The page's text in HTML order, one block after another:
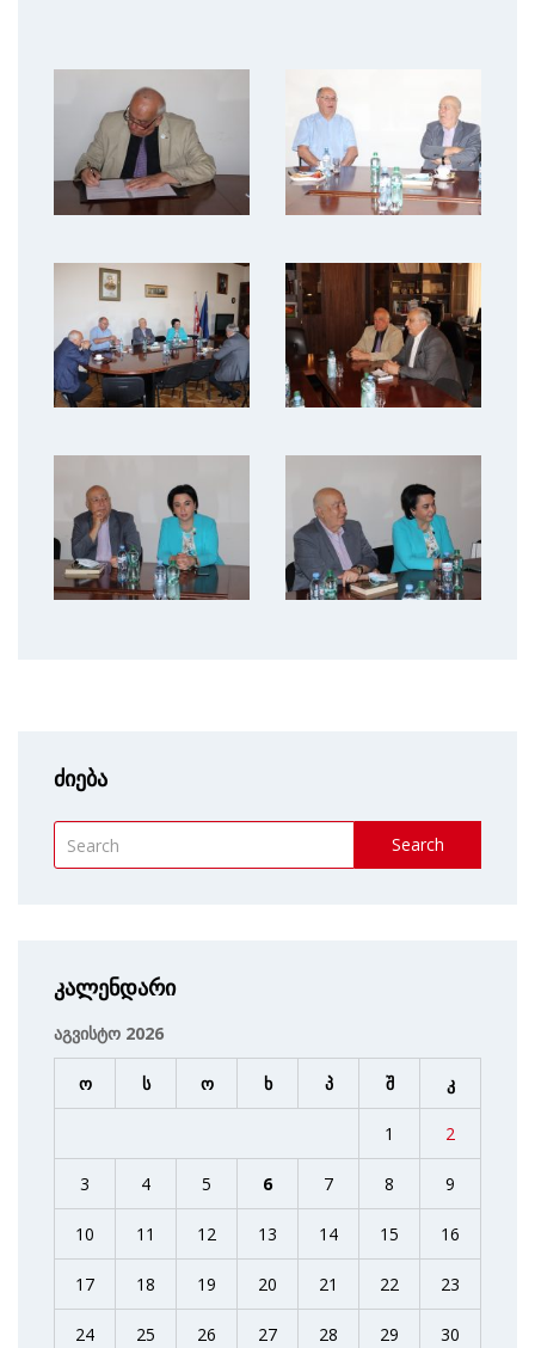
ძიება
Search
კალენდარი
აგვისტო 2026
ო ს ო ხ პ შ კ
1 2
3 4 5 6 7 8 9
10 11 12 13 14 15 16
17 18 19 20 21 22 23
24 25 26 27 28 29 30